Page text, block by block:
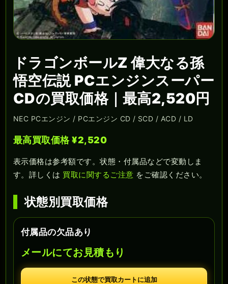
ドラゴンボールZ 偉大なる孫
悟空伝説 PCエンジンスーパー
CDの買取価格｜最高2,520円
NEC PCエンジン / PCエンジン CD / SCD / ACD / LD
最高買取価格 ¥2,520
表示価格は参考額です。状態・付属品などで変動しま
す。詳しくは 買取に関するご注意 をご確認ください。
状態別買取価格
付属品の欠品あり
メールにてお見積もり
この状態で買取カートに追加